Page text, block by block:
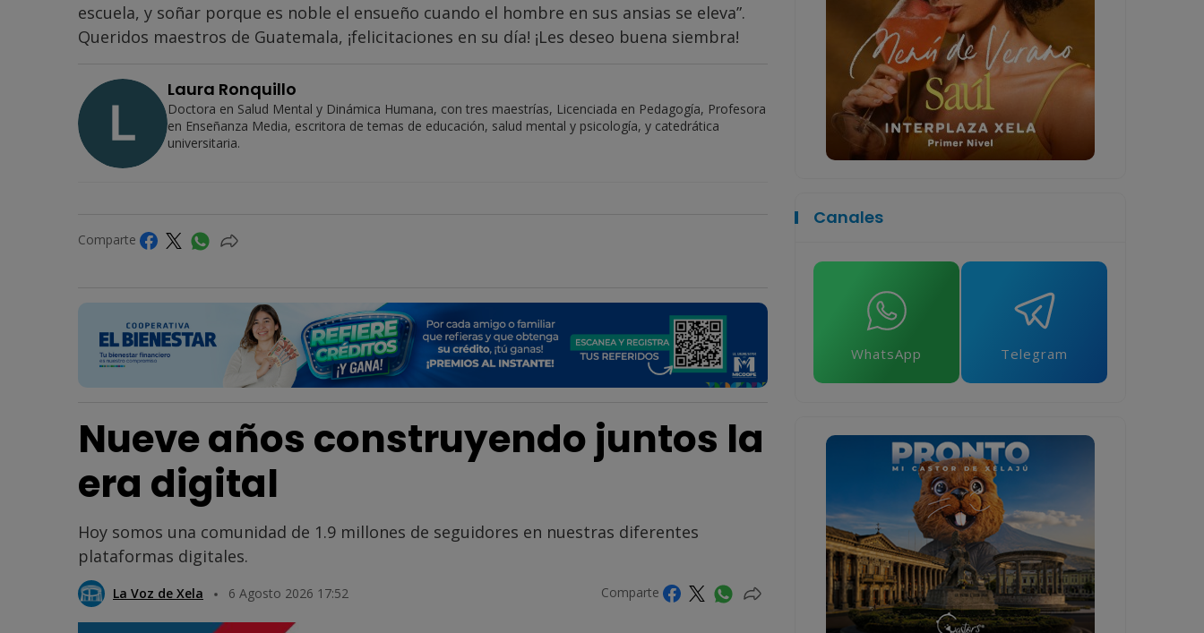
escuela, y soñar porque es noble el ensueño cuando el hombre en sus ansias se eleva”.
Queridos maestros de Guatemala, ¡felicitaciones en su día! ¡Les deseo buena siembra!
Laura Ronquillo
Doctora en Salud Mental y Dinámica Humana, con tres maestrías, Licenciada en Pedagogía, Profesora
en Enseñanza Media, escritora de temas de educación, salud mental y psicología, y catedrática
universitaria.
Comparte
Nueve años construyendo juntos la
era digital
Hoy somos una comunidad de 1.9 millones de seguidores en nuestras diferentes
plataformas digitales.
La Voz de Xela 6 Agosto 2026 17:52 Comparte
Canales
WhatsApp Telegram